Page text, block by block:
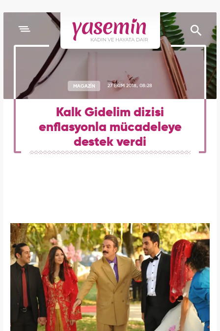
MAGAZİN 27 EKİM 2018, 08:28
Kalk Gidelim dizisi
enflasyonla mücadeleye
destek verdi